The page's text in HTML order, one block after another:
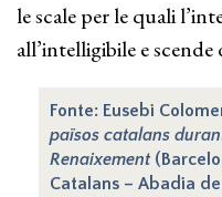
le scale per le quali
all’intelligibile e
Fonte: Eusebi
països catalans
Renaixement
Catalans – Abadia